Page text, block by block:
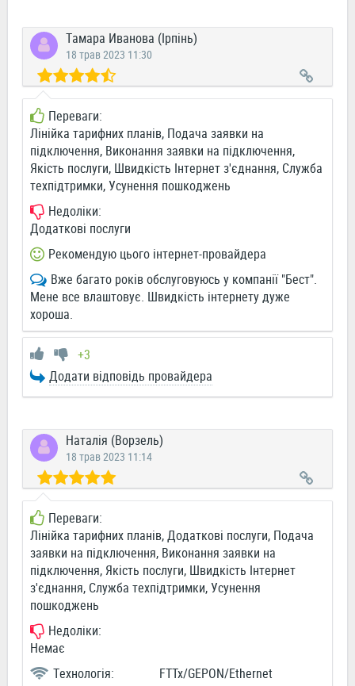
Тамара Иванова (Ірпінь)
18 трав 2023 11:30
Переваги:
Лінійка тарифних планів, Подача заявки на
підключення, Виконання заявки на підключення,
Якість послуги, Швидкість Інтернет з'єднання, Служба
техпідтримки, Усунення пошкоджень
Недоліки:
Додаткові послуги
Рекомендую цього інтернет-провайдера
Вже багато років обслуговуюсь у компанії "Бест".
Мене все влаштовує. Швидкість інтернету дуже
хороша.
+3
Додати відповідь провайдера
Наталія (Ворзель)
18 трав 2023 11:14
Переваги:
Лінійка тарифних планів, Додаткові послуги, Подача
заявки на підключення, Виконання заявки на
підключення, Якість послуги, Швидкість Інтернет
з'єднання, Служба техпідтримки, Усунення
пошкоджень
Недоліки:
Немає
Технологія:
FTTx/GEPON/Ethernet